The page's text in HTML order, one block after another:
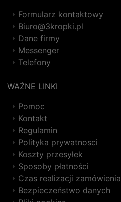
Formularz kontaktowy
Biuro@3kropki.pl
Dane firmy
Messenger
Telefony
WAŻNE LINKI
Pomoc
Kontakt
Regulamin
Polityka prywatnosci
Koszty przesyłek
Sposoby płatności
Czas realizacji zamówienia
Bezpieczeństwo danych